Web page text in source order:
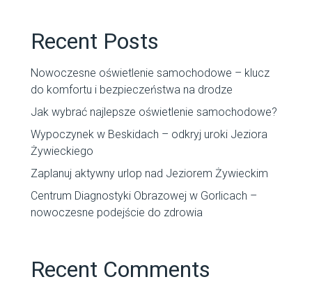
Recent Posts
Nowoczesne oświetlenie samochodowe – klucz
do komfortu i bezpieczeństwa na drodze
Jak wybrać najlepsze oświetlenie samochodowe?
Wypoczynek w Beskidach – odkryj uroki Jeziora
Żywieckiego
Zaplanuj aktywny urlop nad Jeziorem Żywieckim
Centrum Diagnostyki Obrazowej w Gorlicach –
nowoczesne podejście do zdrowia
Recent Comments